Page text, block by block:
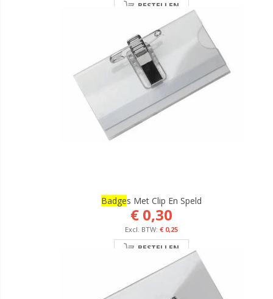
BESTELLEN
BadgeS Met Clip En Speld
€ 0,30
€ 0,25
BESTELLEN